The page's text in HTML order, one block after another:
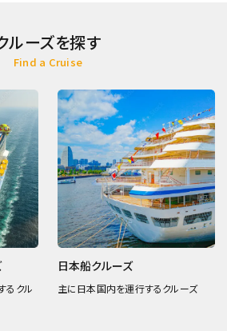
ルーズを探す
Find a Cruise
るクル
日本船クルーズ
主に日本国内を運行するクルーズ